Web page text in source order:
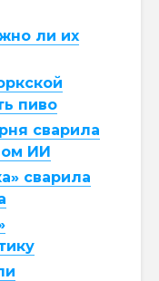
ли их
пиво
сварила
ИИ
сварила